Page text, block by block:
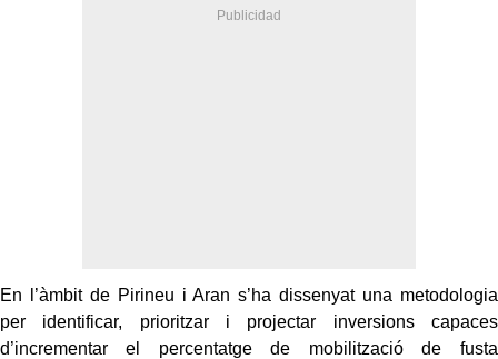
En l’àmbit de Pirineu i Aran s’ha dissenyat una metodologia
per identificar, prioritzar i projectar inversions capaces
d’incrementar el percentatge de mobilització de fusta